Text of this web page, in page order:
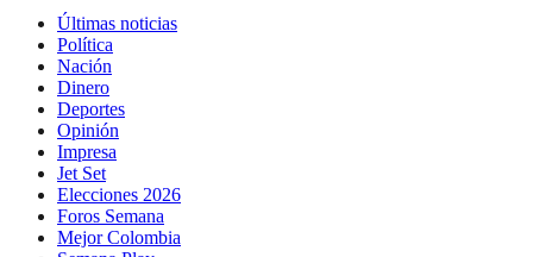
Últimas noticias
Política
Nación
Dinero
Deportes
Opinión
Impresa
Jet Set
Elecciones 2026
Foros Semana
Mejor Colombia